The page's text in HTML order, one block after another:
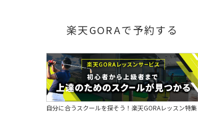
楽天GORAで予約する
自分に合うスクールを探そう！楽天GORAレッスン特集